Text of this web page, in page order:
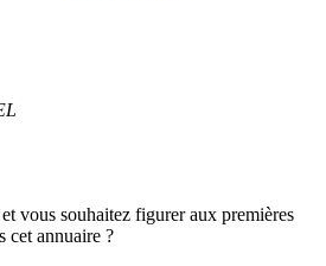
vous souhaitez figureraux premières
cet annuaire ?